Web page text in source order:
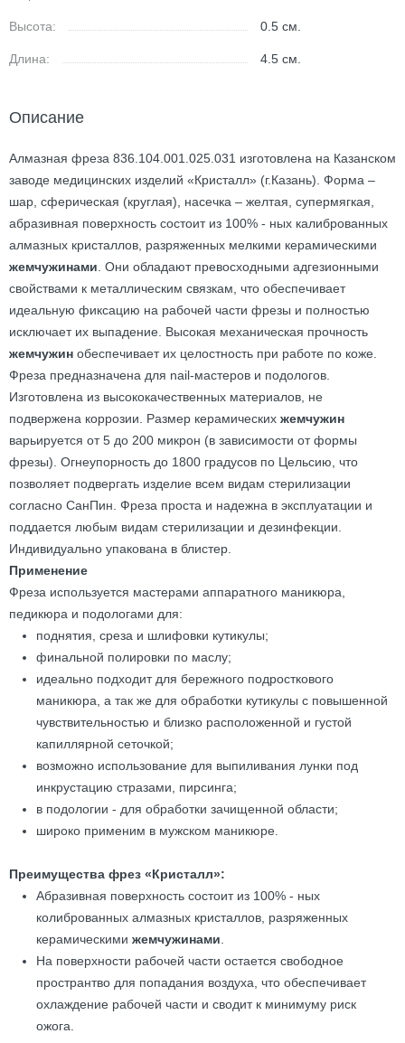
Высота: 0.5см.
Длина: 4.5см.
Описание
Алмазная фреза 836.104.001.025.031 изготовлена на Казанском
заводе медицинских изделий «Кристалл» (г.Казань). Форма –
шар, сферическая (круглая), насечка – желтая, супермягкая,
абразивная поверхность состоит из 100% - ных калиброванных
алмазных кристаллов, разряженных мелкими керамическими
жемчужинами . Они обладают превосходными адгезионными
свойствами к металлическим связкам, что обеспечивает
идеальную фиксацию на рабочей части фрезы и полностью
исключает их выпадение. Высокая механическая прочность
жемчужин обеспечивает их целостность при работе по коже.
Фреза предназначена для nail-мастеров и подологов.
Изготовлена из высококачественных материалов, не
подвержена коррозии. Размер керамических жемчужин
варьируется от 5 до 200 микрон (в зависимости от формы
фрезы). Огнеупорность до 1800 градусов по Цельсию, что
позволяет подвергать изделие всем видам стерилизации
согласно СанПин. Фреза проста и надежна в эксплуатации и
поддается любым видам стерилизации и дезинфекции.
Индивидуально упакована в блистер.
Применение
Фреза используется мастерами аппаратного маникюра,
педикюра и подологами для:
поднятия, среза и шлифовки кутикулы;
финальной полировки по маслу;
идеально подходит для бережного подросткового
маникюра, а так же для обработки кутикулы с повышенной
чувствительностью и близко расположенной и густой
капиллярной сеточкой;
возможно использование для выпиливания лунки под
инкрустацию стразами, пирсинга;
в подологии - для обработки зачищенной области;
широко применим в мужском маникюре.
Преимущества фрез «Кристалл»:
Абразивная поверхность состоит из 100% - ных
колиброванных алмазных кристаллов, разряженных
керамическими жемчужинами
На поверхности рабочей части остается свободное
пространтво для попадания воздуха, что обеспечивает
охлаждение рабочей части и сводит к минимуму риск
ожога.